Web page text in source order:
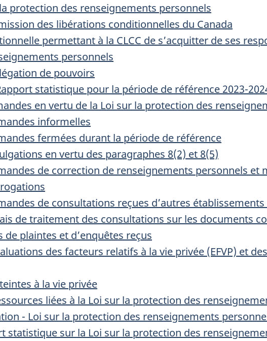
protection des renseignements personnels
des libérations conditionnelles du Canada
permettant à la CLCC de s’acquitter de ses
personnels
de pouvoirs
statistique pour la période de référence 2023-
en vertu de la Loi sur la protection des
informelles
fermées durant la période de référence
en vertu des paragraphes 8(2) et 8(5)
de correction de renseignements personnels et
de consultations reçues d’autres
de traitement des consultations sur les documents
de plaintes et d’enquêtes reçus
des facteurs relatifs à la vie privée (EFVP) et
à la vie privée
liées à la Loi sur la protection des
- Loi sur la protection des renseignements
statistique sur la Loi sur la protection des